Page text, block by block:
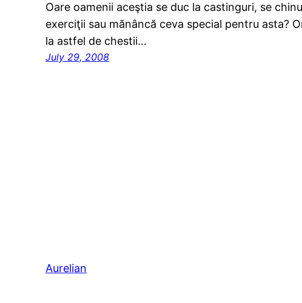
Oare oamenii aceştia se duc la castinguri, se
exerciţii sau mănâncă ceva special pentru asta?
la astfel de chestii…
July 29, 2008
Aurelian